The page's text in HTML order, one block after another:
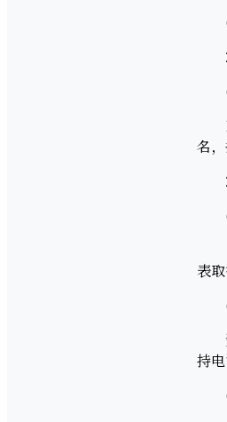
(
(
1
名，
2
(
由
表
(
资
持电
(